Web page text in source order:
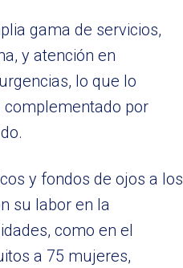
gama de servicios,
y atención en
lo que lo
complementado por
y fondos de ojos a los
su labor en la
como en el
a 75 mujeres,